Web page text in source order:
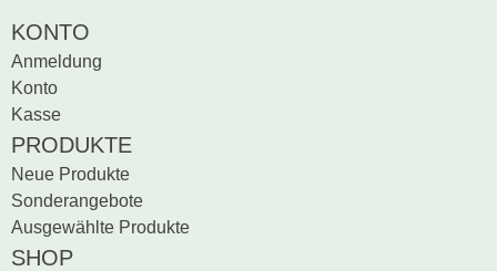
KONTO
Anmeldung
Konto
Kasse
PRODUKTE
Neue Produkte
Sonderangebote
Ausgewählte Produkte
SHOP